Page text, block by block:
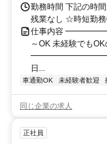
勤務時間 下記の時
残業なし ☆時短勤
仕事内容
～OK 未経験でも
日...
車通勤OK 未経験者歓迎
同じ企業の求人
正社員